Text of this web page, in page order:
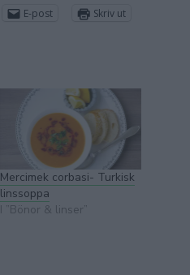
E-post Skriv ut
Mercimek corbasi- Turkisk
linssoppa
I ”Bönor & linser”